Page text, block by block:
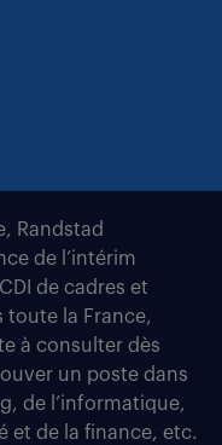
Randstad
de l’intérim
de cadres et
toute la France,
à consulter dès
un poste dans
de l’informatique,
et de la finance, etc.